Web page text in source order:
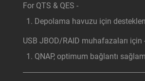
For QTS & QES -
Depolama havuzu için
USB JBOD/RAID muhafazaları için
QNAP, optimum bağlantı